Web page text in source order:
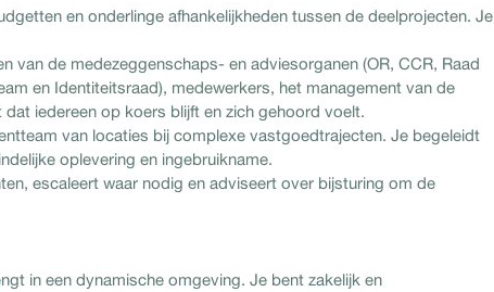
en onderlinge afhankelijkheden tussen de deelprojecten. Je
van de medezeggenschaps- en adviesorganen (OR, CCR, Raad
en Identiteitsraad), medewerkers, het management van de
iedereen op koers blijft en zich gehoord voelt.
van locaties bij complexe vastgoedtrajecten. Je begeleidt
oplevering en ingebruikname.
escaleert waar nodig en adviseert over bijsturing om de
in een dynamische omgeving. Je bent zakelijk en